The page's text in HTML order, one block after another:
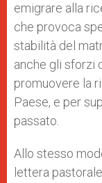
emigrare alla
che provoca
stabilità del
anche gli sforzi
promuovere la
Paese, e per
passato.
Allo stesso
lettera